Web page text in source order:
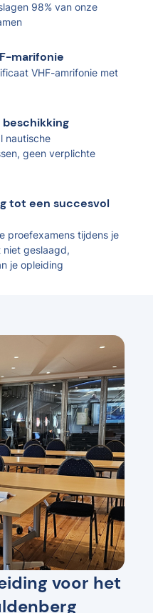
98% van onze
marifonie
VHF-amrifonie met
nautische
geen verplichte
tot een succesvol
proefexamens tijdens je
niet geslaagd,
je opleiding
voor het